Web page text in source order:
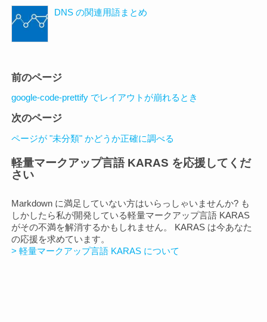
DNS の関連用語まとめ
ペ
ジ
ナ
ビ
ー
シ
ン
前のページ
google-code-prettify でレイアウトが崩れるとき
次のページ
ページが "未分類" かどうか正確に調べる
軽量マークアップ言語 KARAS を応援してくだ
さい
Markdown に満足していない方はいらっしゃいませんか? も
しかしたら私が開発している軽量マークアップ言語 KARAS
がその不満を解消するかもしれません。 KARAS は今あなた
の応援を求めています。
> 軽量マークアップ言語 KARAS について